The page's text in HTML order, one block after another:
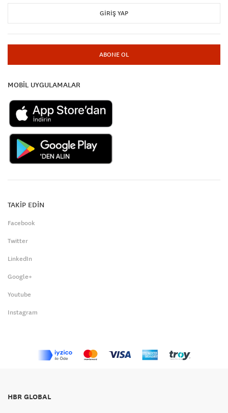
GIRIŞ YAP
ABONE OL
MOBİL UYGULAMALAR
TAKİP EDİN
Facebook
Twitter
LinkedIn
Google+
Youtube
Instagram
HBR GLOBAL